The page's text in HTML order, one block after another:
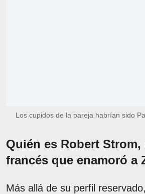
Los cupidos de la pareja habrían sido
Quién es Robert
francés que enamoró a
Más allá de su perfil reservado,